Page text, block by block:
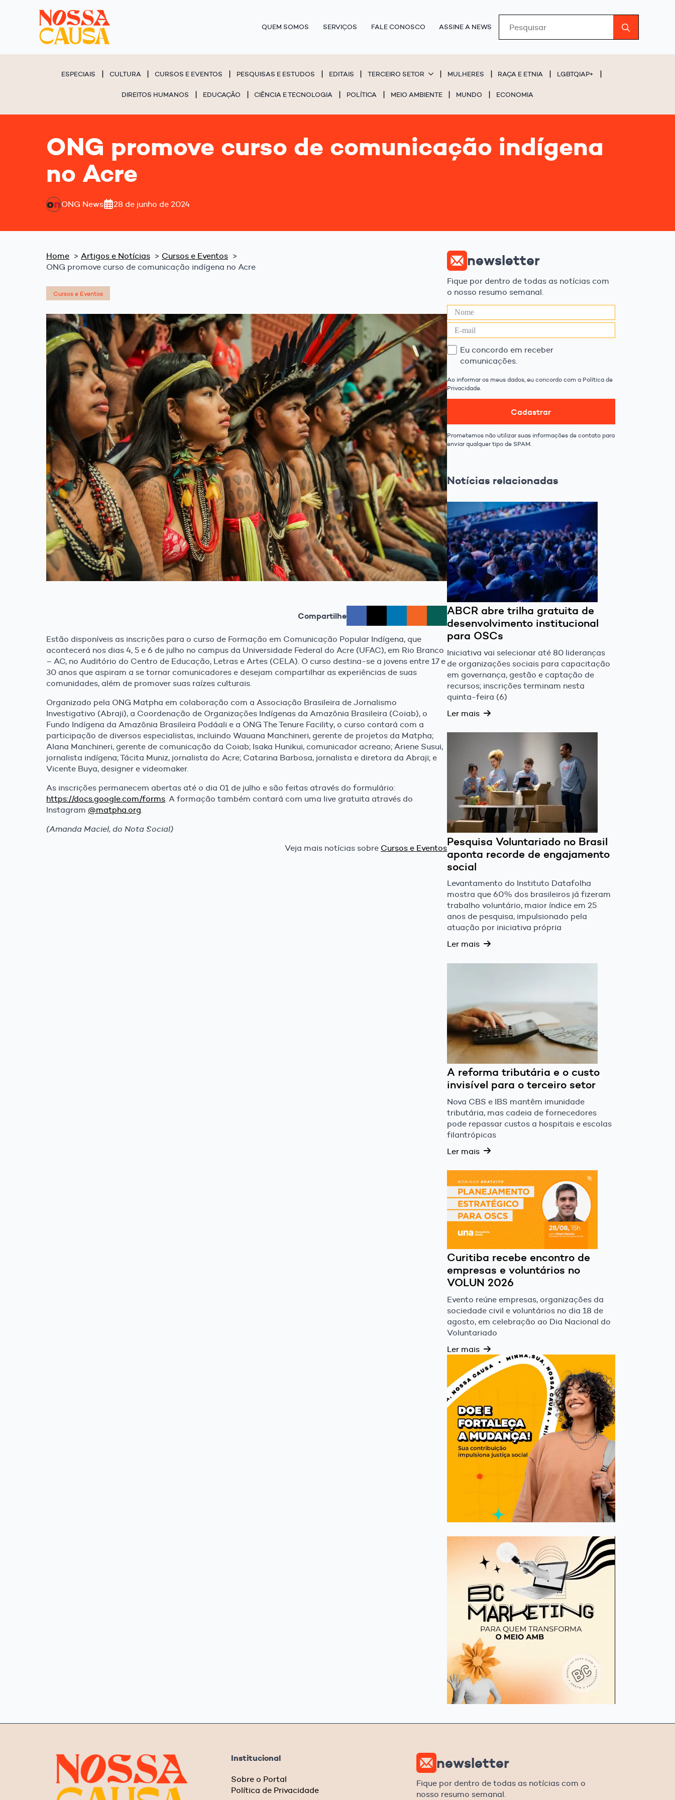
QUEM SOMOS SERVIÇOS FALE CONOSCO ASSINE A NEWS
ESPECIAIS CULTURA CURSOS E EVENTOS PESQUISAS E ESTUDOS EDITAIS TERCEIRO SETOR MULHERES RAÇA E ETNIA LGBTQIAP+
DIREITOS HUMANOS EDUCAÇÃO CIÊNCIA E TECNOLOGIA POLÍTICA MEIO AMBIENTE MUNDO ECONOMIA
ONG promove curso de comunicação indígena
no Acre
ONG News 28 de junho de 2024
Home Artigos e Notícias
Cursos e Eventos
ONG promove curso de comunicação indígena no Acre
Cursos e Eventos
Compartilhe
Estão disponíveis as inscrições para o curso de Formação em Comunicação Popular Indígena, que
acontecerá nos dias 4, 5 e 6 de julho no campus da Universidade Federal do Acre (UFAC), em Rio Branco
– AC, no Auditório do Centro de Educação, Letras e Artes (CELA). O curso destina-se a jovens entre 17 e
30 anos que aspiram a se tornar comunicadores e desejam compartilhar as experiências de suas
comunidades, além de promover suas raízes culturais.
Organizado pela ONG Matpha em colaboração com a Associação Brasileira de Jornalismo
Investigativo (Abraji), a Coordenação de Organizações Indígenas da Amazônia Brasileira (Coiab), o
Fundo Indígena da Amazônia Brasileira Podáali e a ONG The Tenure Facility, o curso contará com a
participação de diversos especialistas, incluindo Wauana Manchineri, gerente de projetos da Matpha;
Alana Manchineri, gerente de comunicação da Coiab; Isaka Hunikui, comunicador acreano; Ariene Susui,
jornalista indígena; Tácita Muniz, jornalista do Acre; Catarina Barbosa, jornalista e diretora da Abraji; e
Vicente Buya, designer e videomaker.
As inscrições permanecem abertas até o dia 01 de julho e são feitas através do formulário:
https://docs.google.com/forms. A formação também contará com uma live gratuita através do
Instagram @matpha.org.
(Amanda Maciel, do Nota Social)
Veja mais notícias sobre Cursos e Eventos
newsletter
Fique por dentro de todas as notícias com
o nosso resumo semanal.
Eu concordo em receber
comunicações.
Ao informar os meus dados, eu concordo com a Política de
Privacidade.
Cadastrar
Prometemos não utilizar suas informações de contato para
enviar qualquer tipo de SPAM.
Notícias relacionadas
ABCR abre trilha gratuita de
desenvolvimento institucional
para OSCs
Iniciativa vai selecionar até 80 lideranças
de organizações sociais para capacitação
em governança, gestão e captação de
recursos; inscrições terminam nesta
quinta-feira (6)
Ler mais
Pesquisa Voluntariado no Brasil
aponta recorde de engajamento
social
Levantamento do Instituto Datafolha
mostra que 60% dos brasileiros já fizeram
trabalho voluntário, maior índice em 25
anos de pesquisa, impulsionado pela
atuação por iniciativa própria
Ler mais
A reforma tributária e o custo
invisível para o terceiro setor
Nova CBS e IBS mantêm imunidade
tributária, mas cadeia de fornecedores
pode repassar custos a hospitais e escolas
filantrópicas
Ler mais
Curitiba recebe encontro de
empresas e voluntários no
VOLUN 2026
Evento reúne empresas, organizações da
sociedade civil e voluntários no dia 18 de
agosto, em celebração ao Dia Nacional do
Voluntariado
Ler mais
Institucional
Sobre o Portal
Política de Privacidade
newsletter
Fique por dentro de todas as notícias com o
nosso resumo semanal.